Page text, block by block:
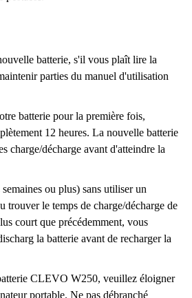
batterie, s'il vous plaît lire la
parties du manuel d'utilisation
batterie pour la première fois,
12 heures. La nouvelle batterie
charge/décharge avant d'atteindre la
ou plus) sans utiliser un
trouver le temps de charge/décharge de
court que précédemment, vous
la batterie avant de recharger la
CLEVO W250, veuillez éloigner
portable. Ne pas débranché